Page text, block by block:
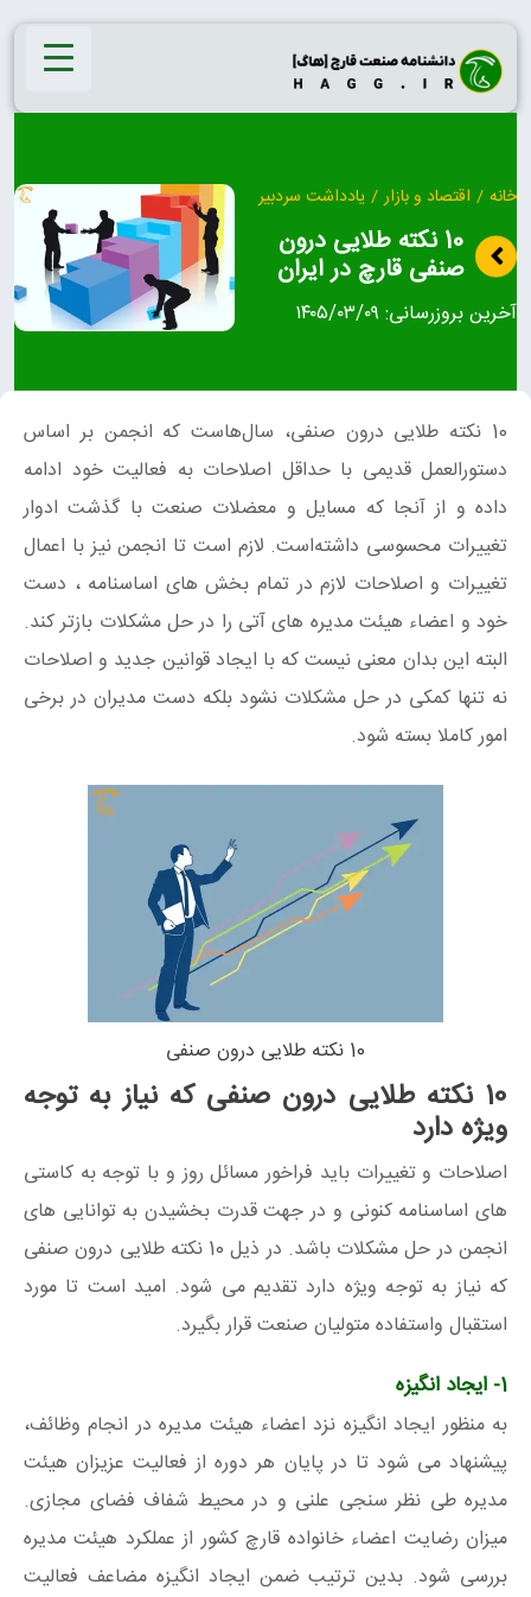
Skip
content
خانه / اقتصاد و بازار / یادداشت سردبیر
10 نکته طلایی درون
صنفی قارچ در ایران
آخرین بروزرسانی: ۱۴۰۵/۰۳/۰۹
10 نکته طلایی درون صنفی، سال‌هاست که انجمن بر اساس
دستورالعمل قدیمی با حداقل اصلاحات به فعالیت خود ادامه
داده و از آنجا که مسایل و معضلات صنعت با گذشت ادوار
تغییرات محسوسی داشته‌است. لازم است تا انجمن نیز با اعمال
تغییرات و اصلاحات لازم در تمام بخش های اساسنامه ، دست
خود و اعضاء هیئت مدیره های آتی را در حل مشکلات بازتر کند.
البته این بدان معنی نیست که با ایجاد قوانین جدید و اصلاحات
نه تنها کمکی در حل مشکلات نشود بلکه دست مدیران در برخی
امور کاملا بسته شود.
10 نکته طلایی درون صنفی
10 نکته طلایی درون صنفی که نیاز به توجه
ویژه دارد
اصلاحات و تغییرات باید فراخور مسائل روز و با توجه به کاستی
های اساسنامه کنونی و در جهت قدرت بخشیدن به توانایی های
انجمن در حل مشکلات باشد. در ذیل 10 نکته طلایی درون صنفی
که نیاز به توجه ویژه دارد تقدیم می شود. امید است تا مورد
استقبال واستفاده متولیان صنعت قرار بگیرد.
1- ایجاد انگیزه
به منظور ایجاد انگیزه نزد اعضاء هیئت مدیره در انجام وظائف،
پیشنهاد می شود تا در پایان هر دوره از فعالیت عزیزان هیئت
مدیره طی نظر سنجی علنی و در محیط شفاف فضای مجازی.
میزان رضایت اعضاء خانواده قارچ کشور از عملکرد هیئت مدیره
بررسی شود. بدین ترتیب ضمن ایجاد انگیزه مضاعف فعالیت